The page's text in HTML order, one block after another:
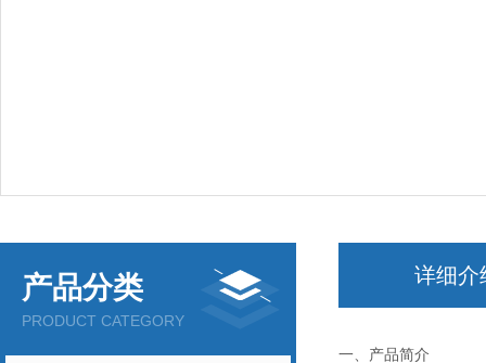
产品分类
PRODUCT CATEGORY
详细介
一、产品简介